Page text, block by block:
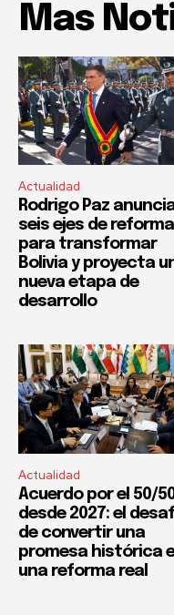
Mas
Actualidad
Rodrigo Paz
seis ejes de reforma
para transformar
Bolivia y proyecta
nueva etapa de
desarrollo
Actualidad
Acuerdo por el 50/
desde 2027: el
de convertir una
promesa histórica
una reforma real